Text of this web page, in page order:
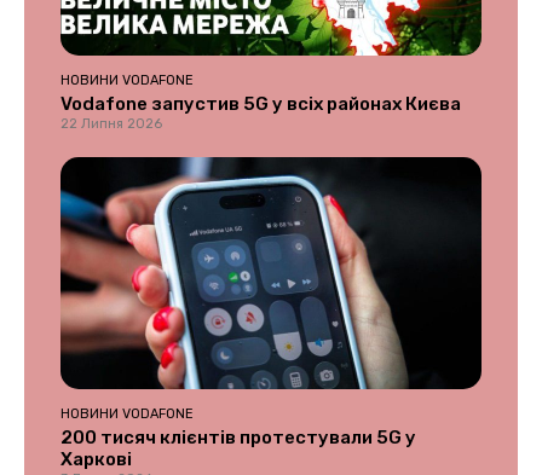
НОВИНИ VODAFONE
Vodafone запустив 5G у всіх районах Києва
22 Липня 2026
НОВИНИ VODAFONE
200 тисяч клієнтів протестували 5G у
Харкові